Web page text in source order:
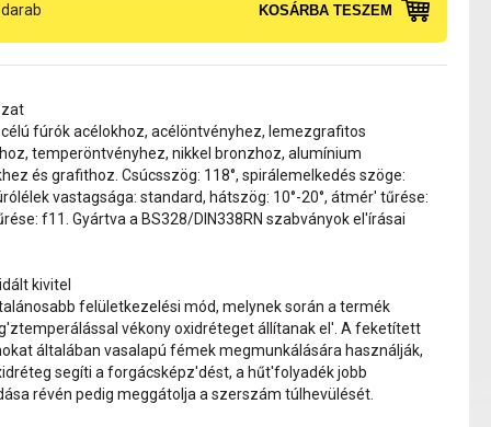
KOSÁRBA TESZEM
fúrók acélokhoz, acélöntvényhez, lemezgrafitos
temperöntvényhez, nikkel bronzhoz, alumínium
és grafithoz. Csúcsszög: 118°, spirálemelkedés szöge:
vastagsága: standard, hátszög: 10°-20°, átmér' tűrése:
f11. Gyártva a BS328/DIN338RN szabványok el'írásai
kivitel
felületkezelési mód, melynek során a termék
vékony oxidréteget állítanak el'. A feketített
általában vasalapú fémek megmunkálására használják,
segíti a forgácsképz'dést, a hűt'folyadék jobb
révén pedig meggátolja a szerszám túlhevülését.